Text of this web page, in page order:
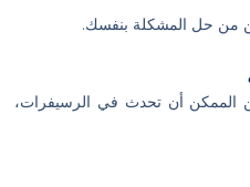
من حل المشكلة بنفسك.
الممكن أن تحدث في الرسيفرات،